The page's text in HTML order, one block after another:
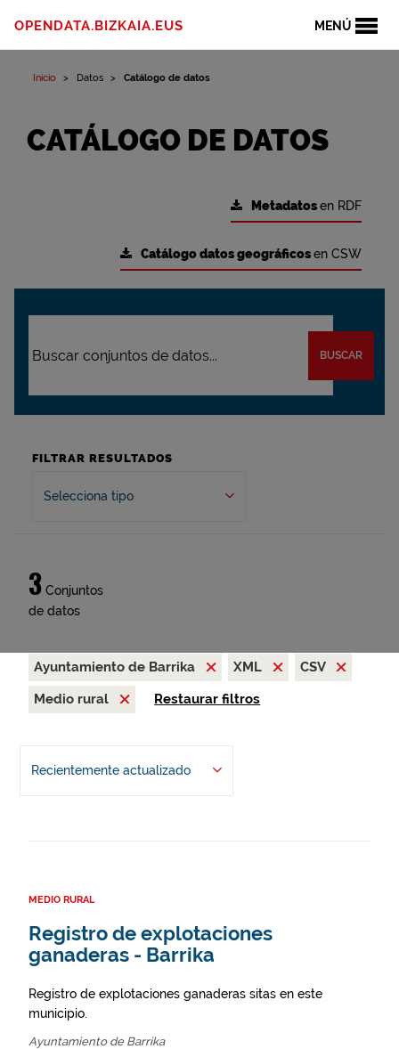
MENÚ
OPENDATA.BIZKAIA.EUS
Inicio Datos Catálogo de datos
CATÁLOGO DE DATOS
Metadatosen RDF
Catálogo datos geográficosen CSW
BUSCAR
FILTRAR RESULTADOS
Selecciona tipo
3 Conjuntos
de datos
Ayuntamiento de Barrika XML
CSV
Medio rural
Restaurar filtros
Recientemente actualizado
MEDIO RURAL
Registro de explotaciones
ganaderas - Barrika
Registro de explotaciones ganaderas sitas en este
municipio.
Ayuntamiento de Barrika